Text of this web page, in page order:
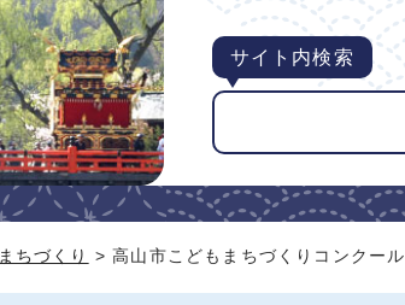
サイト内検索
まちづくり > 高山市こどもまちづくりコンクール